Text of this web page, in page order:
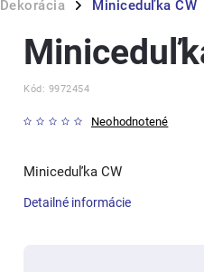
Dekorácia / Miniceduľka CW
Kód: 9972454
Neohodnotené
Miniceduľka CW
Detailné informácie